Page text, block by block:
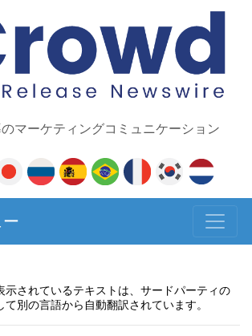
マーケティングコミュニケーション
示されているテキストは、サードパーティの
別の言語から自動翻訳されています。